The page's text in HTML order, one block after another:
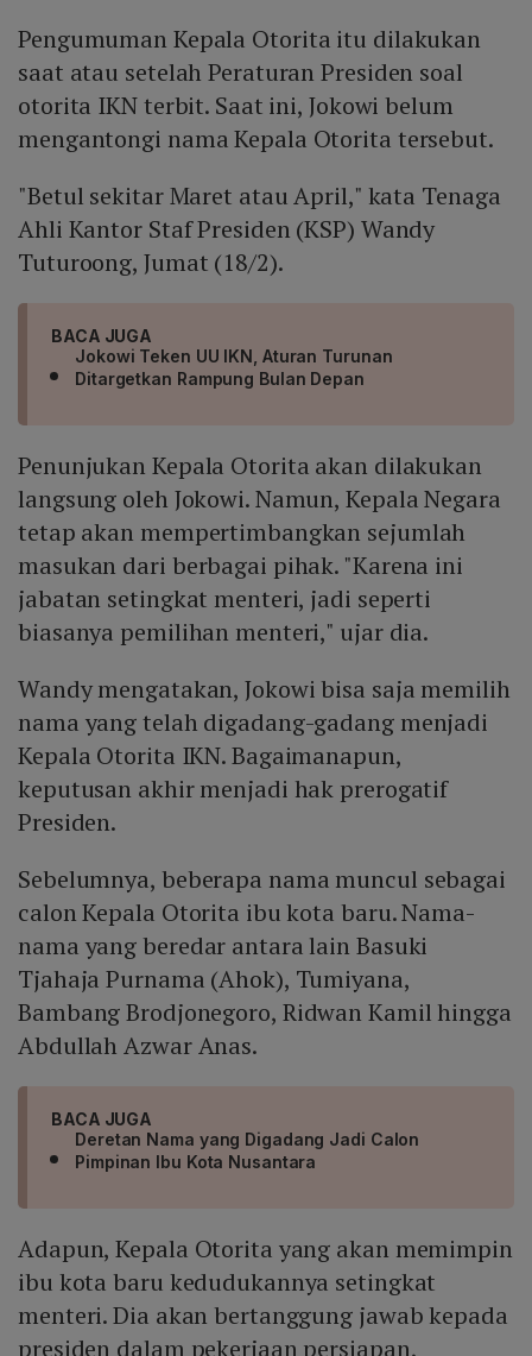
Pengumuman Kepala Otorita itu dilakukan
saat atau setelah Peraturan Presiden soal
otorita IKN terbit. Saat ini, Jokowi belum
mengantongi nama Kepala Otorita tersebut.
"Betul sekitar Maret atau April," kata Tenaga
Ahli Kantor Staf Presiden (KSP) Wandy
Tuturoong, Jumat (18/2).
BACA JUGA
Jokowi Teken UU IKN, Aturan Turunan
Ditargetkan Rampung Bulan Depan
Penunjukan Kepala Otorita akan dilakukan
langsung oleh Jokowi. Namun, Kepala Negara
tetap akan mempertimbangkan sejumlah
masukan dari berbagai pihak. "Karena ini
jabatan setingkat menteri, jadi seperti
biasanya pemilihan menteri," ujar dia.
Wandy mengatakan, Jokowi bisa saja memilih
nama yang telah digadang-gadang menjadi
Kepala Otorita IKN. Bagaimanapun,
keputusan akhir menjadi hak prerogatif
Presiden.
Sebelumnya, beberapa nama muncul sebagai
calon Kepala Otorita ibu kota baru. Nama-
nama yang beredar antara lain Basuki
Tjahaja Purnama (Ahok), Tumiyana,
Bambang Brodjonegoro, Ridwan Kamil hingga
Abdullah Azwar Anas.
BACA JUGA
Deretan Nama yang Digadang Jadi Calon
Pimpinan Ibu Kota Nusantara
Adapun, Kepala Otorita yang akan memimpin
ibu kota baru kedudukannya setingkat
menteri. Dia akan bertanggung jawab kepada
presiden dalam pekerjaan persiapan,